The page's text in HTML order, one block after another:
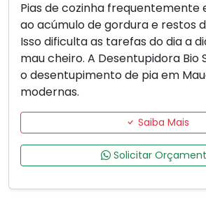
Pias de cozinha frequentemente
ao acúmulo de gordura e restos
Isso dificulta as tarefas do dia a
mau cheiro. A Desentupidora Bio
o desentupimento de pia em
modernas.
Saiba Mais
Solicitar